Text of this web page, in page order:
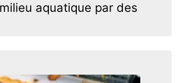
aquatique par des